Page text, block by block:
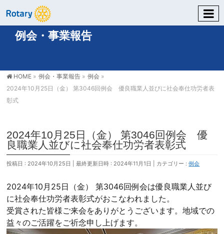
例会・事業報告
HOME » 例会・事業報告 » 例会 »
2024年10月25日（金） 第3046回例会 優良職業人並びに社会奉仕功労者表
彰式
2024年10月25日（金） 第3046回例会 優
良職業人並びに社会奉仕功労者表彰式
投稿日 : 2024年10月25日 最終更新日時 : 2024年11月1日 カテゴリー :例会
2024年10月25日（金） 第3046回例会は優良職業人並び
に社会奉仕功労者表彰式がおこなわれました。
受賞された皆様ご来会をありがとうございます。地域での
益々のご活躍をご祈念申し上げます。